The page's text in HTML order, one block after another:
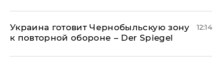
Украина готовит Чернобыльскую зону
к повторной обороне – Der Spiegel
12:14